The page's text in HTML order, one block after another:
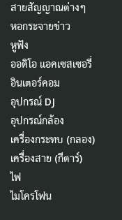
สายสัญญาณต่างๆ
หอกระจายข่าว
หูฟัง
ออดิโอ แอคเซสเซอรี่
อินเตอร์คอม
อุปกรณ์ DJ
อุปกรณ์กล้อง
เครื่องกระทบ (กลอง)
เครื่องสาย (กีตาร์)
ไฟ
ไมโครโฟน